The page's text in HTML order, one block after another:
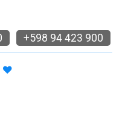
+598 94 423 900